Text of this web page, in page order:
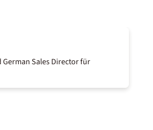
Sales Director für